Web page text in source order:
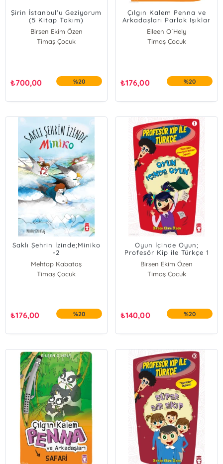
Şirin İstanbul'u Geziyorum
(5 Kitap Takım)
Birsen Ekim Özen
Timaş Çocuk
₺700,00 %20
Çılgın Kalem Penna ve
Arkadaşları Parlak Işıklar
Altında
Eileen O´Hely
Timaş Çocuk
₺176,00 %20
Saklı Şehrin İzinde;Miniko
-2
Mehtap Kabataş
Timaş Çocuk
₺176,00 %20
Oyun İçinde Oyun;
Profesör Kip ile Türkçe 1
Birsen Ekim Özen
Timaş Çocuk
₺140,00 %20